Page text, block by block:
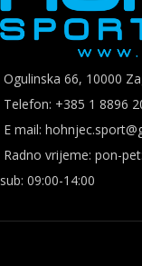
Ogulinska 66, 10000
Telefon: +385 1 8896
E mail:
Radno vrijeme: pon-
sub: 09:00-14:00